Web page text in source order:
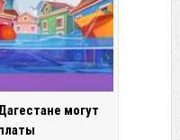
могут